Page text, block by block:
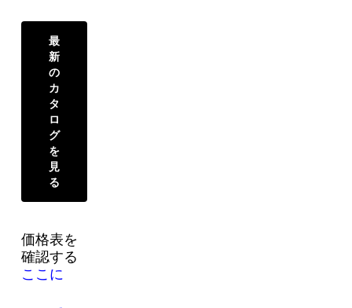
最
新
の
カ
タ
ロ
グ
を
見
る
価格表を
確認する
ここに